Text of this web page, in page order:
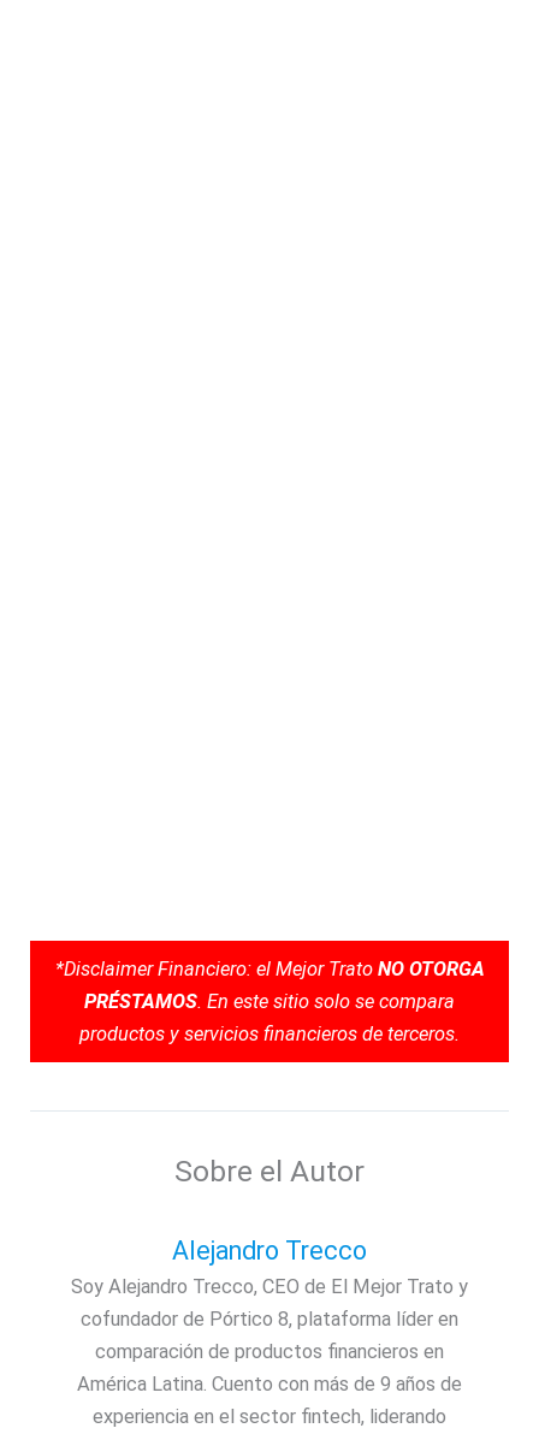
*Disclaimer Financiero: el Mejor Trato NO OTORGA
PRÉSTAMOS. En este sitio solo se compara
productos y servicios financieros de terceros.
Sobre el Autor
Alejandro Trecco
Soy Alejandro Trecco, CEO de El Mejor Trato y
cofundador de Pórtico 8, plataforma líder en
comparación de productos financieros en
América Latina. Cuento con más de 9 años de
experiencia en el sector fintech, liderando